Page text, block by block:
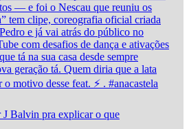
Balvin pra explicar o que